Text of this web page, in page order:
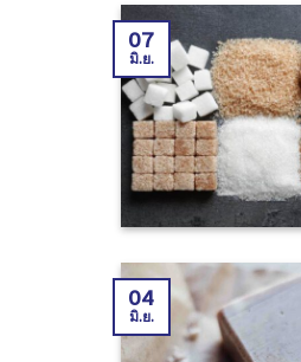
07
มิ.ย.
04
มิ.ย.